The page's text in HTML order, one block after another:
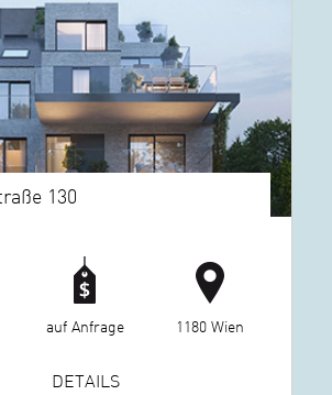
130
auf Anfrage 1180 Wien
DETAILS